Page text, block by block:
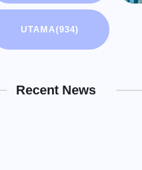
UTAMA(934)
Recent News